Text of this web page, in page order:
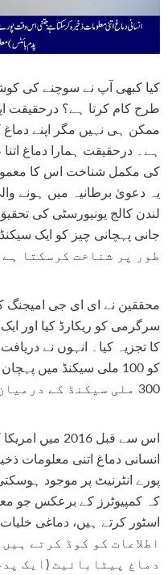
کیا کبھی آپ نے سوچنے کی
طرح کام کرتا ہے؟ درحقیقت
ممکن ہی نہیں مگر اپنے
ہے۔ درحقیقت ہمارا دماغ
کی مکمل شناخت اس کا
یہ دعویٰ برطانیہ میں ہونے
لندن کالج یونیورسٹی کی
طور پر شناخت کرسکتا ہے۔
محققین نے ای ای جی
کا تجزیہ کیا۔ انہوں نے
کو 100 ملی سیکنڈ میں
300 ملی سیکنڈ کے درمیان ہوتا ہے۔
اس سے قبل
انسانی دماغ اتنی معلومات
پورے انٹرنیٹ پر موجود
اطلاعات کو کوڈ کرتے
دماغ پیٹابائیٹ (ایک